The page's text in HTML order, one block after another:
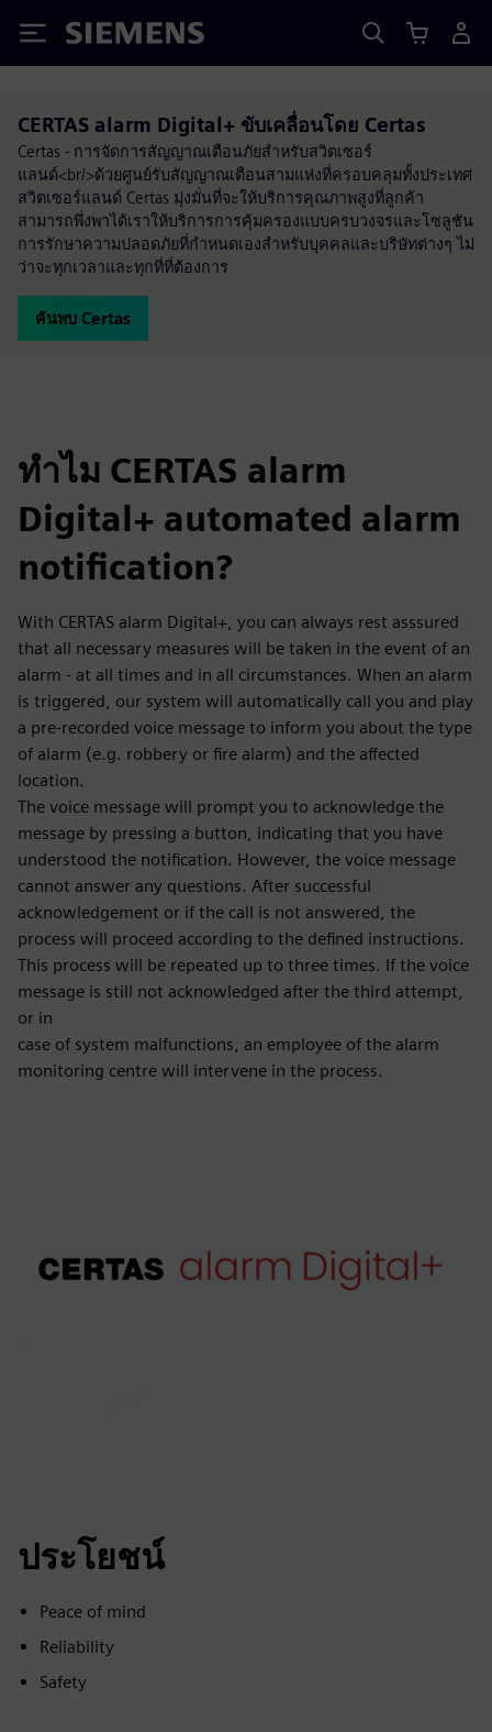
Siemens
CERTAS alarm Digital+ ขับเคลื่อนโดย Certas
Certas - การจัดการสัญญาณเตือนภัยสำหรับสวิตเซอร์
แลนด์<br/>ด้วยศูนย์รับสัญญาณเตือนสามแห่งที่ครอบคลุมทั้งประเทศ
สวิตเซอร์แลนด์ Certas มุ่งมั่นที่จะให้บริการคุณภาพสูงที่ลูกค้า
สามารถพึ่งพาได้เราให้บริการการคุ้มครองแบบครบวงจรและโซลูชัน
การรักษาความปลอดภัยที่กำหนดเองสำหรับบุคคลและบริษัทต่างๆ ไม่
ว่าจะทุกเวลาและทุกที่ที่ต้องการ
ค้นพบ Certas
ทำไม CERTAS alarm
Digital+ automated alarm
notification?
With CERTAS alarm Digital+, you can always rest asssured
that all necessary measures will be taken in the event of an
alarm - at all times and in all circumstances. When an alarm
is triggered, our system will automatically call you and play
a pre-recorded voice message to inform you about the type
of alarm (e.g. robbery or fire alarm) and the affected
location.
The voice message will prompt you to acknowledge the
message by pressing a button, indicating that you have
understood the notification. However, the voice message
cannot answer any questions. After successful
acknowledgement or if the call is not answered, the
process will proceed according to the defined instructions.
This process will be repeated up to three times. If the voice
message is still not acknowledged after the third attempt,
or in
case of system malfunctions, an employee of the alarm
monitoring centre will intervene in the process.
ประโยชน์
Peace of mind
Reliability
Safety